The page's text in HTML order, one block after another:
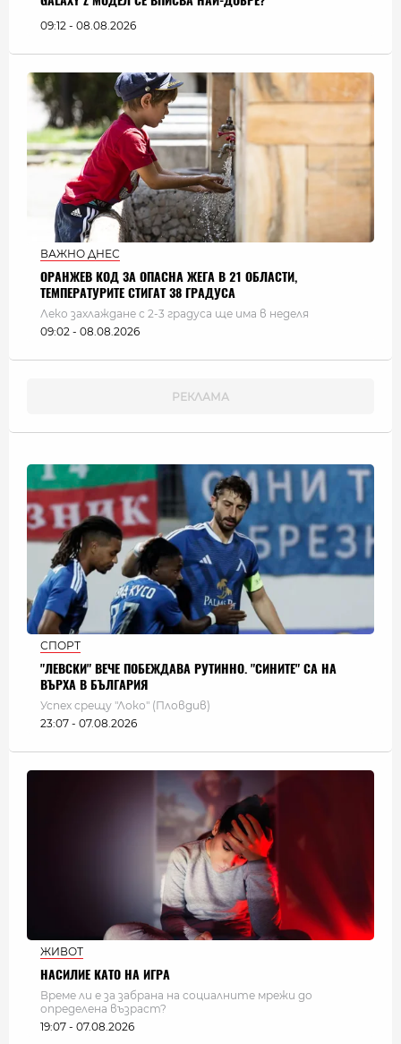
09:12 - 08.08.2026
ВАЖНО ДНЕС
ОРАНЖЕВ КОД ЗА ОПАСНА ЖЕГА В 21 ОБЛАСТИ,
ТЕМПЕРАТУРИТЕ СТИГАТ 38 ГРАДУСА
Леко захлаждане с 2-3 градуса ще има в неделя
09:02 - 08.08.2026
СПОРТ
"ЛЕВСКИ" ВЕЧЕ ПОБЕЖДАВА РУТИННО. "СИНИТЕ" СА НА
ВЪРХА В БЪЛГАРИЯ
Успех срещу "Локо" (Пловдив)
23:07 - 07.08.2026
ЖИВОТ
НАСИЛИЕ КАТО НА ИГРА
Време ли е за забрана на социалните мрежи до
определена възраст?
19:07 - 07.08.2026